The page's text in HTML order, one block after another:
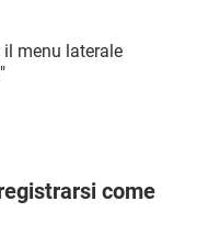
menu laterale
come